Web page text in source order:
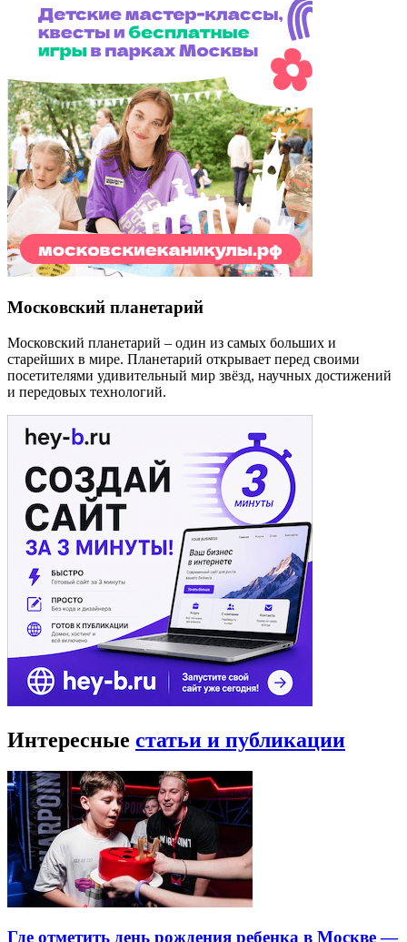
Московский планетарий
Московский планетарий – один из самых больших и
старейших в мире. Планетарий открывает перед своими
посетителями удивительный мир звёзд, научных достижений
и передовых технологий.
Интересные статьи и публикации
Где отметить день рождения ребенка в Москве —